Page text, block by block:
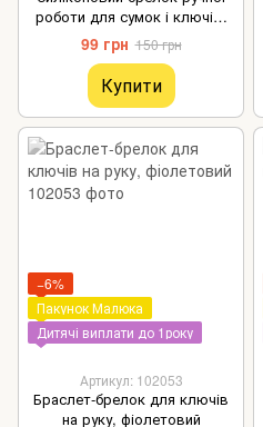
роботи для сумок і ключів,
лавандовий
99 грн 150 грн
Купити
−6%
Пакунок Малюка
Дитячі виплати до 1року
Артикул: 102053
Браслет-брелок для ключів
на руку, фіолетовий